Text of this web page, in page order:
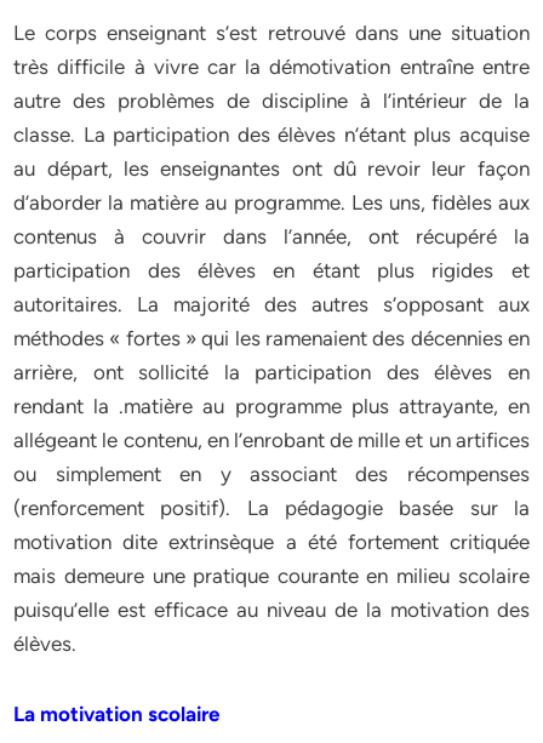
Le corps enseignant s’est retrouvé dans une situation
très difficile à vivre car la démotivation entraîne entre
autre des problèmes de discipline à l’intérieur de la
classe. La participation des élèves n’étant plus acquise
au départ, les enseignantes ont dû revoir leur façon
d’aborder la matière au programme. Les uns, fidèles aux
contenus à couvrir dans l’année, ont récupéré la
participation des élèves en étant plus rigides et
autoritaires. La majorité des autres s’opposant aux
méthodes « fortes » qui les ramenaient des décennies en
arrière, ont sollicité la participation des élèves en
rendant la .matière au programme plus attrayante, en
allégeant le contenu, en l’enrobant de mille et un artifices
ou simplement en y associant des récompenses
(renforcement positif). La pédagogie basée sur la
motivation dite extrinsèque a été fortement critiquée
mais demeure une pratique courante en milieu scolaire
puisqu’elle est efficace au niveau de la motivation des
élèves.
La motivation scolaire